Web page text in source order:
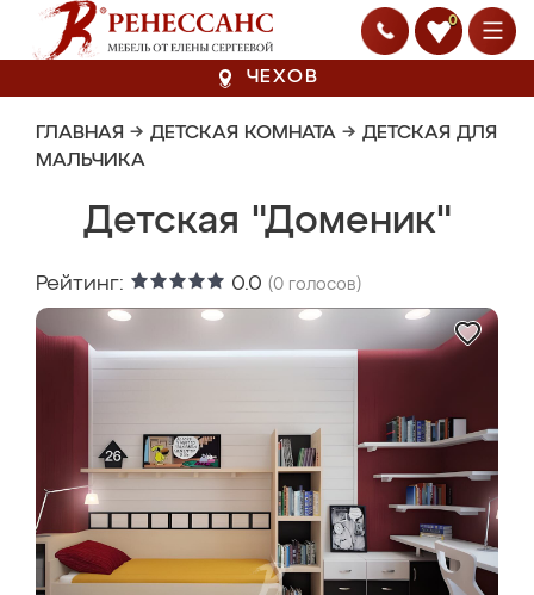
0
ЧЕХОВ
ГЛАВНАЯ → ДЕТСКАЯ КОМНАТА → ДЕТСКАЯ ДЛЯ
МАЛЬЧИКА
Детская "Доменик"
Рейтинг: 0.0 (0 голосов)